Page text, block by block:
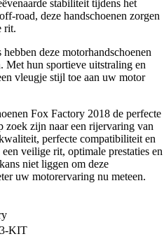
stabiliteit tijdens het
road, deze handschoenen zorgen
rit.
deze motorhandschoenen
Met hun sportieve uitstraling en
vleugje stijl toe aan uw motor
Fox Factory 2018 de perfecte
zoek zijn naar een rijervaring van
perfecte compatibiliteit en
veilige rit, optimale prestaties en
niet liggen om deze
uw motorervaring nu meteen.
KIT